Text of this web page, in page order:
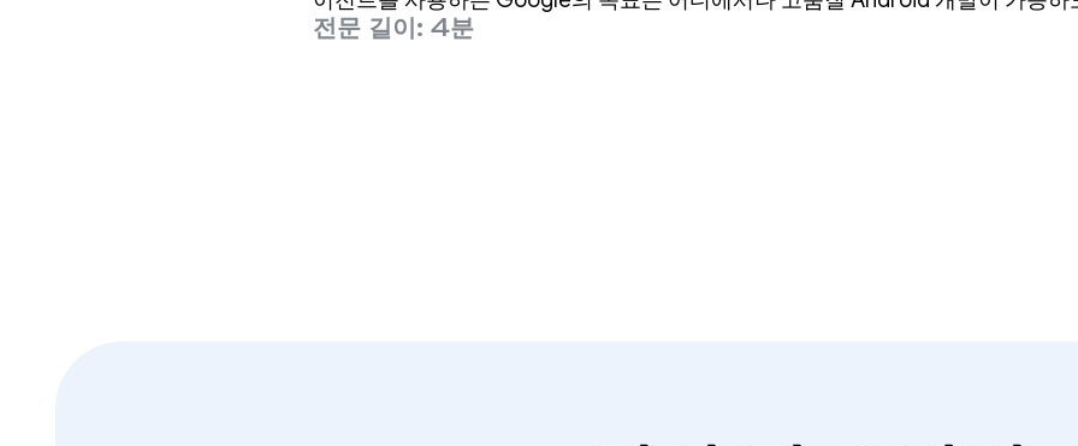
전문 길이: 4분